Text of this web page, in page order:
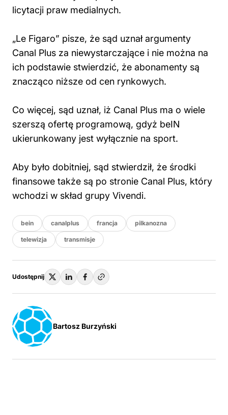
licytacji praw medialnych.
„Le Figaro” pisze, że sąd uznał argumenty
Canal Plus za niewystarczające i nie można na
ich podstawie stwierdzić, że abonamenty są
znacząco niższe od cen rynkowych.
Co więcej, sąd uznał, iż Canal Plus ma o wiele
szerszą ofertę programową, gdyż beIN
ukierunkowany jest wyłącznie na sport.
Aby było dobitniej, sąd stwierdził, że środki
finansowe także są po stronie Canal Plus, który
wchodzi w skład grupy Vivendi.
bein canalplus francja pilkanozna
telewizja transmisje
Udostępnij
Bartosz Burzyński